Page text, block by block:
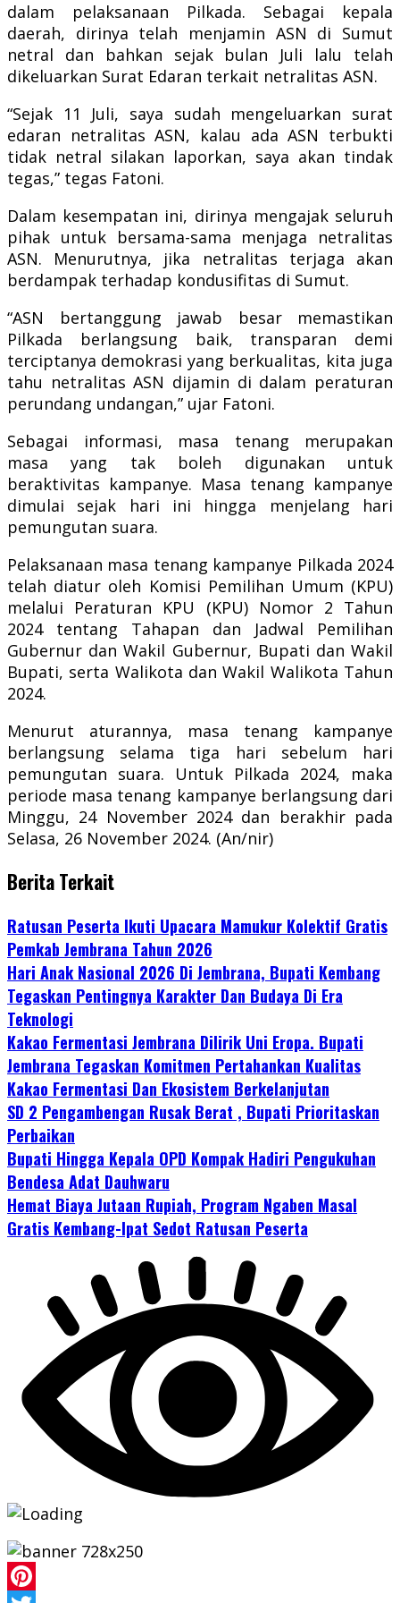
dalam pelaksanaan Pilkada. Sebagai kepala
daerah, dirinya telah menjamin ASN di Sumut
netral dan bahkan sejak bulan Juli lalu telah
dikeluarkan Surat Edaran terkait netralitas ASN.
“Sejak 11 Juli, saya sudah mengeluarkan surat
edaran netralitas ASN, kalau ada ASN terbukti
tidak netral silakan laporkan, saya akan tindak
tegas,” tegas Fatoni.
Dalam kesempatan ini, dirinya mengajak seluruh
pihak untuk bersama-sama menjaga netralitas
ASN. Menurutnya, jika netralitas terjaga akan
berdampak terhadap kondusifitas di Sumut.
“ASN bertanggung jawab besar memastikan
Pilkada berlangsung baik, transparan demi
terciptanya demokrasi yang berkualitas, kita juga
tahu netralitas ASN dijamin di dalam peraturan
perundang undangan,” ujar Fatoni.
Sebagai informasi, masa tenang merupakan
masa yang tak boleh digunakan untuk
beraktivitas kampanye. Masa tenang kampanye
dimulai sejak hari ini hingga menjelang hari
pemungutan suara.
Pelaksanaan masa tenang kampanye Pilkada 2024
telah diatur oleh Komisi Pemilihan Umum (KPU)
melalui Peraturan KPU (KPU) Nomor 2 Tahun
2024 tentang Tahapan dan Jadwal Pemilihan
Gubernur dan Wakil Gubernur, Bupati dan Wakil
Bupati, serta Walikota dan Wakil Walikota Tahun
2024.
Menurut aturannya, masa tenang kampanye
berlangsung selama tiga hari sebelum hari
pemungutan suara. Untuk Pilkada 2024, maka
periode masa tenang kampanye berlangsung dari
Minggu, 24 November 2024 dan berakhir pada
Selasa, 26 November 2024. (An/nir)
Berita Terkait
Ratusan Peserta Ikuti Upacara Mamukur Kolektif Gratis
Pemkab Jembrana Tahun 2026
Hari Anak Nasional 2026 Di Jembrana, Bupati Kembang
Tegaskan Pentingnya Karakter Dan Budaya Di Era
Teknologi
Kakao Fermentasi Jembrana Dilirik Uni Eropa. Bupati
Jembrana Tegaskan Komitmen Pertahankan Kualitas
Kakao Fermentasi Dan Ekosistem Berkelanjutan
SD 2 Pengambengan Rusak Berat , Bupati Prioritaskan
Perbaikan
Bupati Hingga Kepala OPD Kompak Hadiri Pengukuhan
Bendesa Adat Dauhwaru
Hemat Biaya Jutaan Rupiah, Program Ngaben Masal
Gratis Kembang-Ipat Sedot Ratusan Peserta